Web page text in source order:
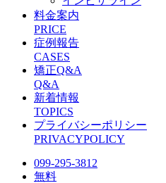
料金案内
PRICE
症例報告
CASES
矯正Q&A
Q&A
新着情報
TOPICS
プライバシーポリシー
PRIVACYPOLICY
099-295-3812
無料